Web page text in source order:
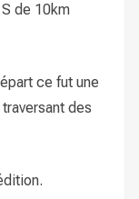
de 10km
ce fut une
des